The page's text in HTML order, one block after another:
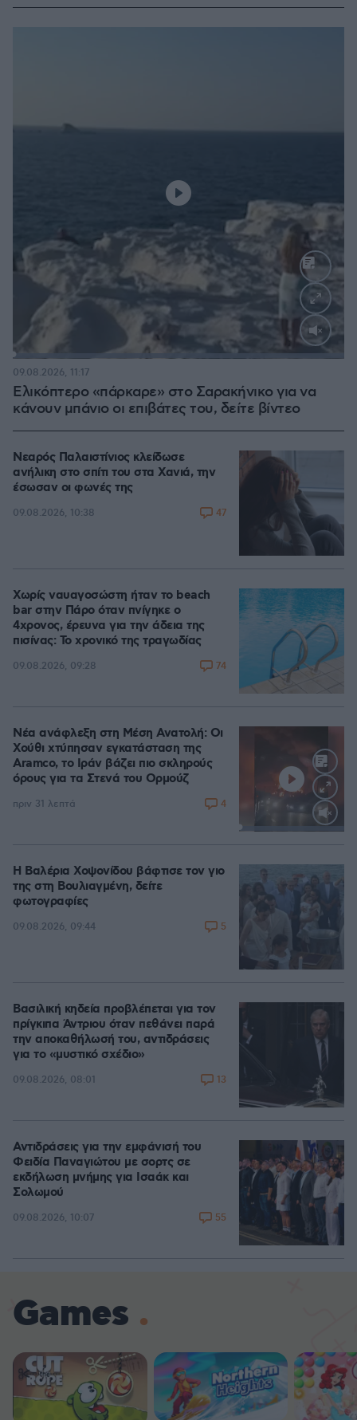
Loaded
Ελικόπτερο «πάρκαρε» στο Σαρακήνικο για να
κάνουν μπάνιο οι επιβάτες του, δείτε βίντεο
09.08.2026, 11:17
Νεαρός Παλαιστίνιος κλείδωσε
ανήλικη στο σπίτι του στα Χανιά, την
έσωσαν οι φωνές της
09.08.2026, 10:38 47
Χωρίς ναυαγοσώστη ήταν το beach
bar στην Πάρο όταν πνίγηκε ο
4χρονος, έρευνα για την άδεια της
πισίνας: Το χρονικό της τραγωδίας
09.08.2026, 09:28 74
Loaded :
Νέα ανάφλεξη στη Μέση Ανατολή: Οι
Χούθι χτύπησαν εγκατάσταση της
Aramco, το Ιράν βάζει πιο σκληρούς
όρους για τα Στενά του Ορμούζ
πριν 31 λεπτά 4
Η Βαλέρια Χοψονίδου βάφτισε τον γιο
της στη Βουλιαγμένη, δείτε
φωτογραφίες
09.08.2026, 09:44 5
Βασιλική κηδεία προβλέπεται για τον
πρίγκιπα Άντριου όταν πεθάνει παρά
την αποκαθήλωσή του, αντιδράσεις
για το «μυστικό σχέδιο»
09.08.2026, 08:01 13
Αντιδράσεις για την εμφάνισή του
Φειδία Παναγιώτου με σορτς σε
εκδήλωση μνήμης για Ισαάκ και
Σολωμού
09.08.2026, 10:07 55
Games